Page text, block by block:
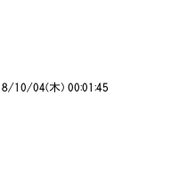
10/04(木) 00:01:45